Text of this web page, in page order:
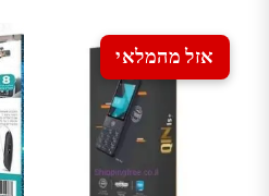
אזל מהמלאי